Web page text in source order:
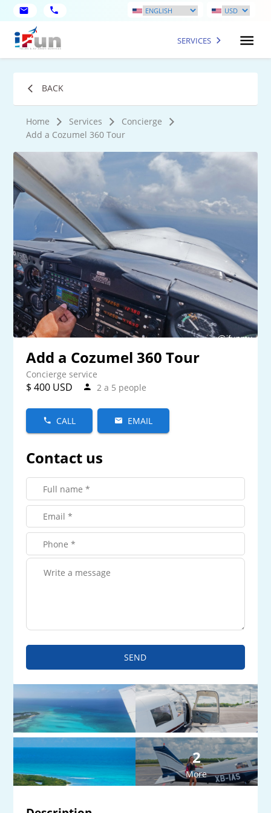
SERVICES
BACK
Home Services
Concierge
Add a Cozumel 360 Tour
Add a Cozumel 360 Tour
Concierge service
$ 400 USD 2 a 5 people
CALL EMAIL
Contact us
SEND
2
More